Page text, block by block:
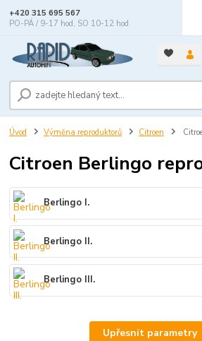
+420 315 695 567
PO-PÁ / 9-17 hod, SO 10-12 hod
Úvod Výměna reproduktorů Citroen
Citroen Berlingo
Berlingo I.
Berlingo II.
Berlingo III.
Upřesnit parametry